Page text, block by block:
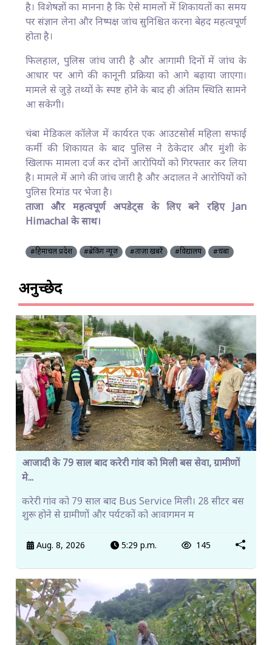
है। विशेषज्ञों का मानना है कि ऐसे मामलों में शिकायतों का समय
पर संज्ञान लेना और निष्पक्ष जांच सुनिश्चित करना बेहद महत्वपूर्ण
होता है।
फिलहाल, पुलिस जांच जारी है और आगामी दिनों में जांच के
आधार पर आगे की कानूनी प्रक्रिया को आगे बढ़ाया जाएगा।
मामले से जुड़े तथ्यों के स्पष्ट होने के बाद ही अंतिम स्थिति सामने
आ सकेगी।
चंबा मेडिकल कॉलेज में कार्यरत एक आउटसोर्स महिला सफाई
कर्मी की शिकायत के बाद पुलिस ने ठेकेदार और मुंशी के
खिलाफ मामला दर्ज कर दोनों आरोपियों को गिरफ्तार कर लिया
है। मामले में आगे की जांच जारी है और अदालत ने आरोपियों को
पुलिस रिमांड पर भेजा है।
ताजा और महत्वपूर्ण अपडेट्स के लिए बने रहिए Jan
Himachal के साथ।
#हिमाचल प्रदेश #ब्रेकिंग न्यूज़ #ताज़ा खबरें #विद्यालय #चंबा
अनुच्छेद
आजादी के 79 साल बाद करेरी गांव को मिली बस सेवा, ग्रामीणों
मे...
करेरी गांव को 79 साल बाद Bus Service मिली। 28 सीटर बस
शुरू होने से ग्रामीणों और पर्यटकों को आवागमन म
Aug. 8, 2026 5:29 p.m. 145